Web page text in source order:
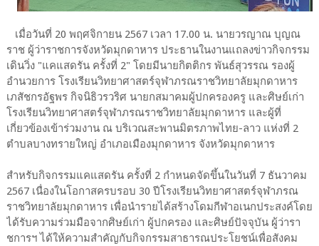
เมื่อวันที่ 20 พฤศจิกายน 2567 เวลา 17.00 น. นายวรญาณ บุญณ
ราช ผู้ว่าราชการจังหวัดมุกดาหาร ประธานในงานแถลงข่าวกิจกรรม
เดินวิ่ง "แคแสดรัน ครั้งที่ 2" โดยมีนายกิตติกร พันธ์สุวรรณ รองผู้
อำนวยการ โรงเรียนวิทยาศาสตร์จุฬาภรณราชวิทยาลัยมุกดาหาร
เภสัชกรอัฐพร กิจนิธิวรวริศ นายกสมาคมผู้ปกครองครู และศิษย์เก่า
โรงเรียนวิทยาศาสตร์จุฬาภรณราชวิทยาลัยมุกดาหาร และผู้ที่
เกี่ยวข้องเข้าร่วมงาน ณ บริเวณสะพานมิตรภาพไทย-ลาว แห่งที่ 2
ตำบลบางทรายใหญ่ อำเภอเมืองมุกดาหาร จังหวัดมุกดาหาร
สำหรับกิจกรรมแคแสดรัน ครั้งที่ 2 กำหนดจัดขึ้นในวันที่ 7 ธันวาคม
2567 เนื่องในโอกาสครบรอบ 30 ปีโรงเรียนวิทยาศาสตร์จุฬาภรณ
ราชวิทยาลัยมุกดาหาร เพื่อนำรายได้สร้างโดมกีฬาอเนกประสงค์โดย
ได้รับความร่วมมือจากศิษย์เก่า ผู้ปกครอง และศิษย์ปัจจุบัน ผู้ว่ารา
ชการฯ ได้ให้ความสำคัญกับกิจกรรมสาธารณประโยชน์เพื่อสังคม